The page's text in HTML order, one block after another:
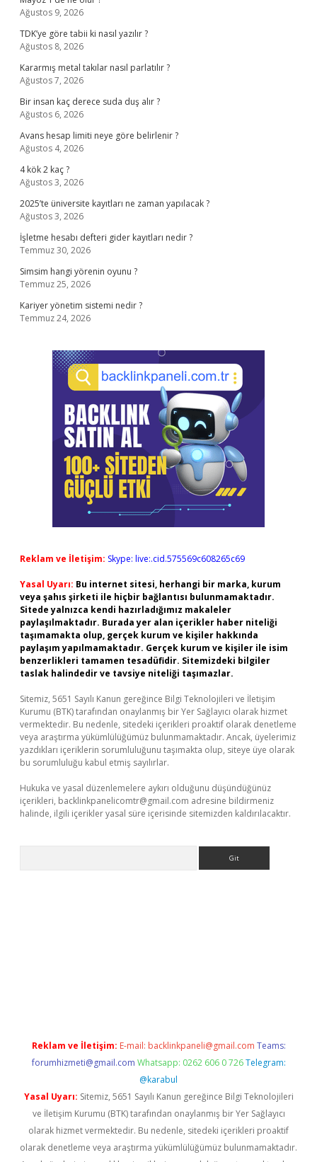
Ağustos 9, 2026
TDK’ye göre tabii ki nasıl yazılır ?
Ağustos 8, 2026
Kararmış metal takılar nasıl parlatılır ?
Ağustos 7, 2026
Bir insan kaç derece suda duş alır ?
Ağustos 6, 2026
Avans hesap limiti neye göre belirlenir ?
Ağustos 4, 2026
4 kök 2 kaç ?
Ağustos 3, 2026
2025’te üniversite kayıtları ne zaman yapılacak ?
Ağustos 3, 2026
İşletme hesabı defteri gider kayıtları nedir ?
Temmuz 30, 2026
Simsim hangi yörenin oyunu ?
Temmuz 25, 2026
Kariyer yönetim sistemi nedir ?
Temmuz 24, 2026
Reklam ve İletişim: Skype: live:.cid.575569c608265c69
Yasal Uyarı: Bu internet sitesi, herhangi bir marka, kurum
veya şahıs şirketi ile hiçbir bağlantısı bulunmamaktadır.
Sitede yalnızca kendi hazırladığımız makaleler
paylaşılmaktadır. Burada yer alan içerikler haber niteliği
taşımamakta olup, gerçek kurum ve kişiler hakkında
paylaşım yapılmamaktadır. Gerçek kurum ve kişiler ile isim
benzerlikleri tamamen tesadüfidir. Sitemizdeki bilgiler
taslak halindedir ve tavsiye niteliği taşımazlar.
Sitemiz, 5651 Sayılı Kanun gereğince Bilgi Teknolojileri ve İletişim
Kurumu (BTK) tarafından onaylanmış bir Yer Sağlayıcı olarak hizmet
vermektedir. Bu nedenle, sitedeki içerikleri proaktif olarak denetleme
veya araştırma yükümlülüğümüz bulunmamaktadır. Ancak, üyelerimiz
yazdıkları içeriklerin sorumluluğunu taşımakta olup, siteye üye olarak
bu sorumluluğu kabul etmiş sayılırlar.
Hukuka ve yasal düzenlemelere aykırı olduğunu düşündüğünüz
içerikleri, backlinkpanelicomtr@gmail.com adresine bildirmeniz
halinde, ilgili içerikler yasal süre içerisinde sitemizden kaldırılacaktır.
Reklam ve İletişim: E-mail: backlinkpaneli@gmail.com Teams:
forumhizmeti@gmail.com Whatsapp: 0262 606 0 726 Telegram:
@karabul
Yasal Uyarı: Sitemiz, 5651 Sayılı Kanun gereğince Bilgi Teknolojileri
ve İletişim Kurumu (BTK) tarafından onaylanmış bir Yer Sağlayıcı
olarak hizmet vermektedir. Bu nedenle, sitedeki içerikleri proaktif
olarak denetleme veya araştırma yükümlülüğümüz bulunmamaktadır.